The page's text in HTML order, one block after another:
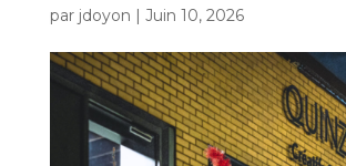
par jdoyon | Juin 10, 2026